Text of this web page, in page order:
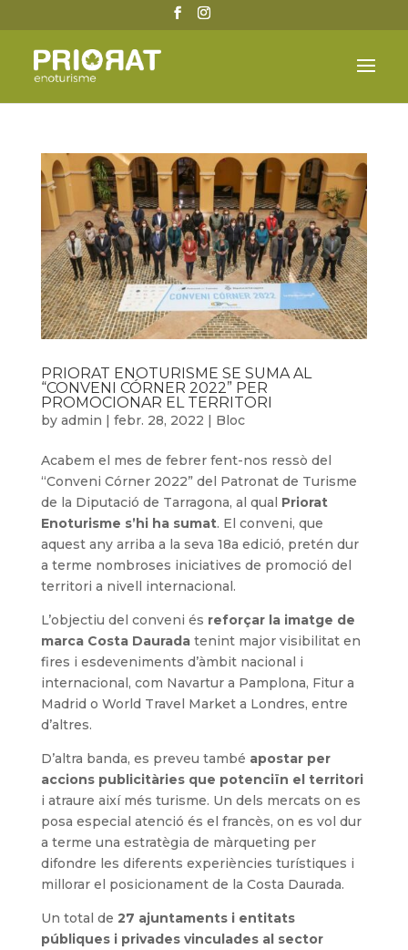
PRIORAT ENOTURISME SE SUMA AL
“CONVENI CÓRNER 2022” PER
PROMOCIONAR EL TERRITORI
by admin | febr. 28, 2022 | Bloc
Acabem el mes de febrer fent-nos ressò del
“Conveni Córner 2022” del Patronat de Turisme
de la Diputació de Tarragona, al qual Priorat
Enoturisme s’hi ha sumat. El conveni, que
aquest any arriba a la seva 18a edició, pretén dur
a terme nombroses iniciatives de promoció del
territori a nivell internacional.
L’objectiu del conveni és reforçar la imatge de
marca Costa Dauradatenint major visibilitat en
fires i esdeveniments d’àmbit nacional i
internacional, com Navartur a Pamplona, Fitur a
Madrid o World Travel Market a Londres, entre
d’altres.
D’altra banda, es preveu també apostar per
accions publicitàries que potenciïn el territori
i atraure així més turisme. Un dels mercats on es
posa especial atenció és el francès, on es vol dur
a terme una estratègia de màrqueting per
difondre les diferents experiències turístiques i
millorar el posicionament de la Costa Daurada.
Un total de 27 ajuntaments i entitats
públiques i privades vinculades al sector